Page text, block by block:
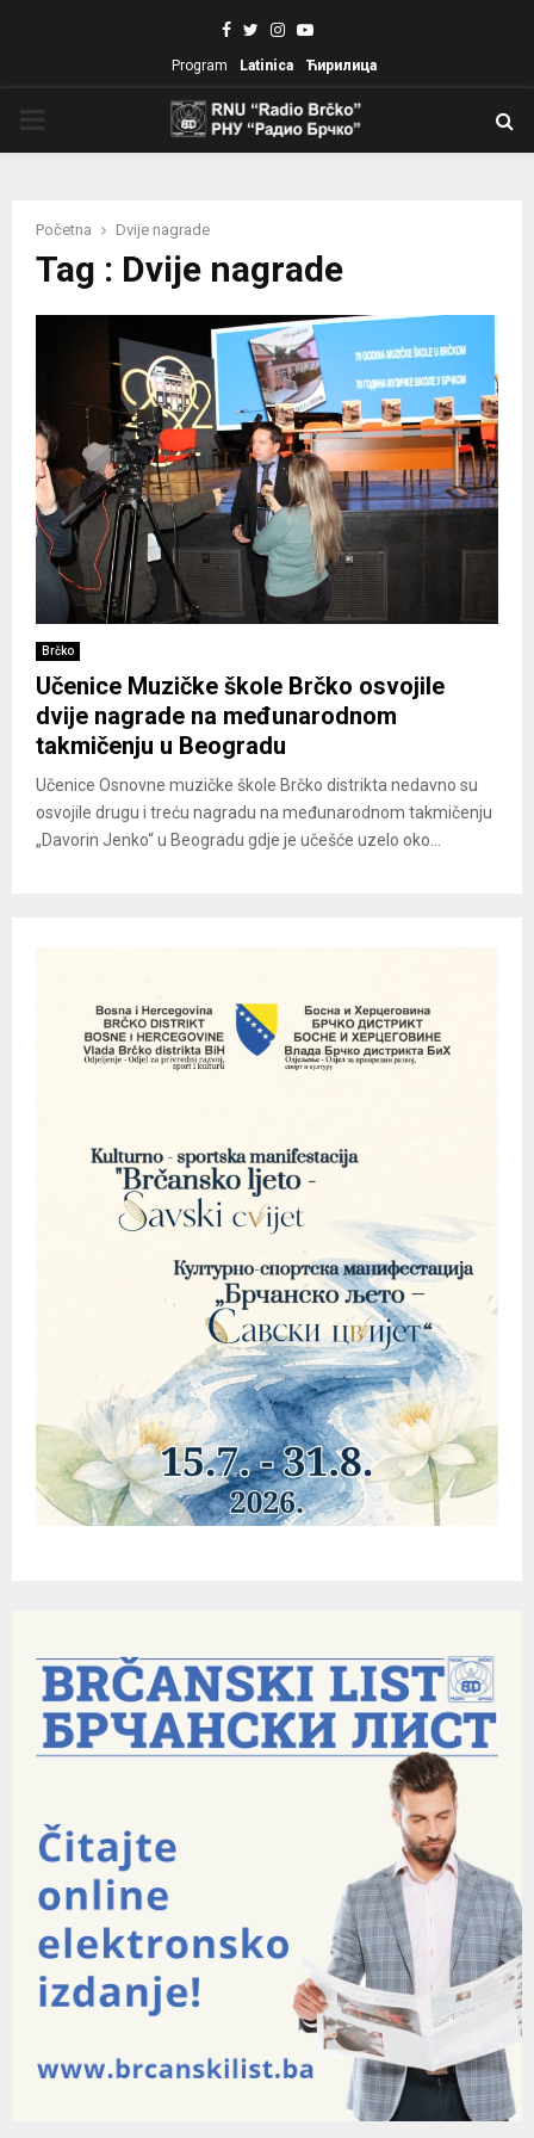
Facebook
TwitterInstagram
Youtube
Program Latinica Ћирилица
Početna Dvije nagrade
Tag : Dvije nagrade
Brčko
Učenice Muzičke škole Brčko osvojile
dvije nagrade na međunarodnom
takmičenju u Beogradu
Učenice Osnovne muzičke škole Brčko distrikta nedavno su
osvojile drugu i treću nagradu na međunarodnom takmičenju
„Davorin Jenko“ u Beogradu gdje je učešće uzelo oko...